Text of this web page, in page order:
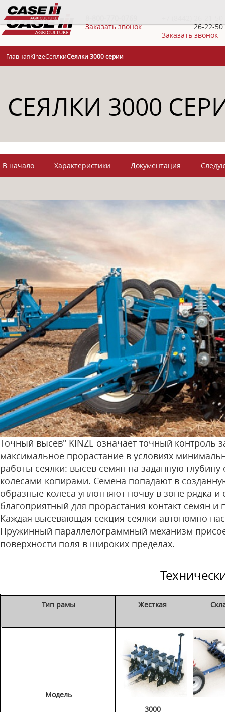
Заказать звонок
26-22-50
Заказать звонок
ГлавнаяKinzeСеялкиСеялки 3000 серии
СЕЯЛКИ 3000
В начало Характеристики Документация
Точный высев" KINZE означает точный контроль
максимальное прорастание в условиях
работы сеялки: высев семян на заданную
колесами-копирами. Семена попадают в
образные колеса уплотняют почву в зоне рядка
благоприятный для прорастания контакт семян
Каждая высевающая секция сеялки автономно
Пружинный параллелограммный механизм
поверхности поля в широких пределах.
Тип рамы Жесткая
Модель
3000